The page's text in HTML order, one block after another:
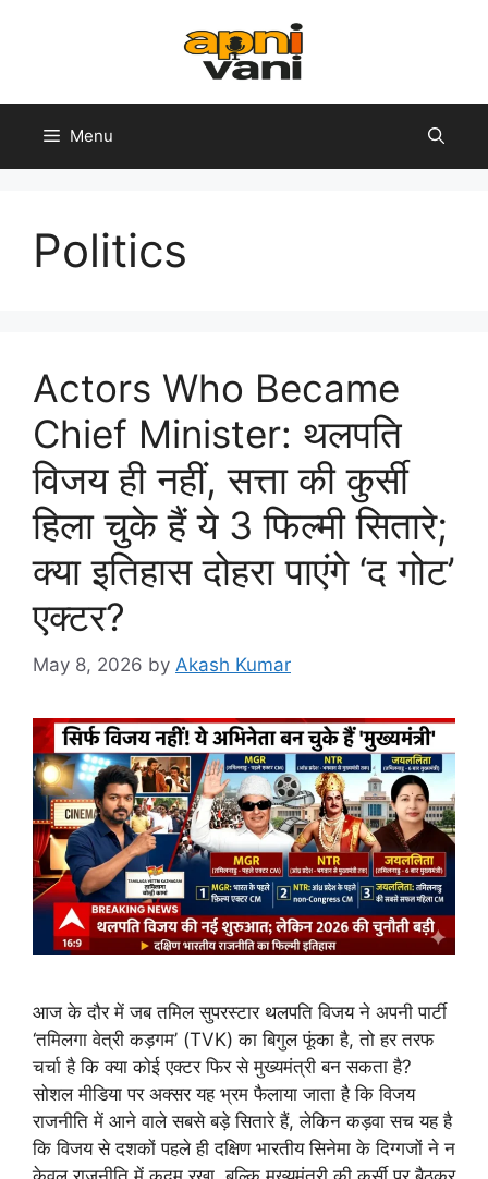
Menu
Politics
Actors Who Became
Chief Minister: थलपति
विजय ही नहीं, सत्ता की कुर्सी
हिला चुके हैं ये 3 फिल्मी सितारे;
क्या इतिहास दोहरा पाएंगे ‘द गोट’
एक्टर?
May 8, 2026 by Akash Kumar
आज के दौर में जब तमिल सुपरस्टार थलपति विजय ने अपनी पार्टी
‘तमिलगा वेत्री कड़गम’ (TVK) का बिगुल फूंका है, तो हर तरफ
चर्चा है कि क्या कोई एक्टर फिर से मुख्यमंत्री बन सकता है?
सोशल मीडिया पर अक्सर यह भ्रम फैलाया जाता है कि विजय
राजनीति में आने वाले सबसे बड़े सितारे हैं, लेकिन कड़वा सच यह है
कि विजय से दशकों पहले ही दक्षिण भारतीय सिनेमा के दिग्गजों ने न